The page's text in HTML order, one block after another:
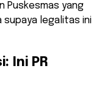
Puskesmas yang
supaya legalitas ini
Ini PR